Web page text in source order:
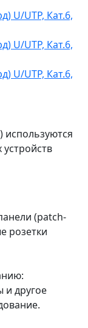
(patch-
розетки
и другое